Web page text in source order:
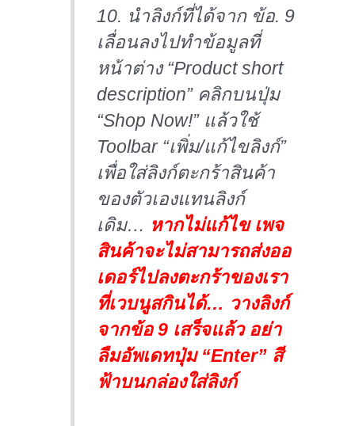
10. นำลิงก์ที่ได้จาก ข้อ. 9
เลื่อนลงไปทำข้อมูลที่
หน้าต่าง “Product short
description” คลิกบนปุ่ม
“Shop Now!” แล้วใช้
Toolbar “เพิ่ม/แก้ไขลิงก์”
เพื่อใส่ลิงก์ตะกร้าสินค้า
ของตัวเองแทนลิงก์
เดิม… หากไม่แก้ไข เพจ
สินค้าจะไม่สามารถส่งออ
เดอร์ไปลงตะกร้าของเรา
ที่เวบนูสกินได้… วางลิงก์
จากข้อ 9 เสร็จแล้ว อย่า
ลืมอัพเดทปุ่ม “Enter” สี
ฟ้าบนกล่องใส่ลิงก์